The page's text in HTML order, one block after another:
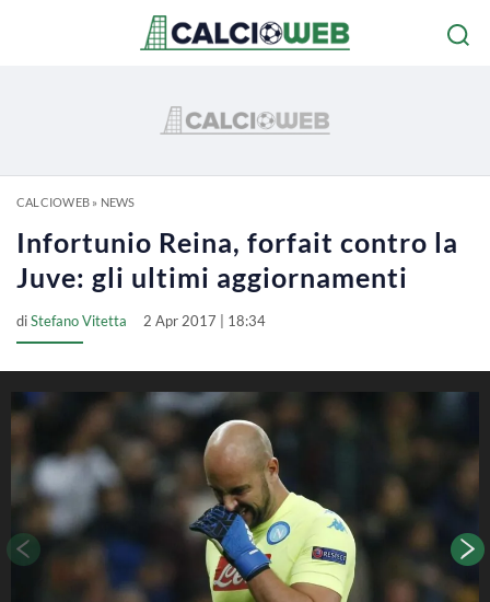
CALCIOWEB» NEWS
Infortunio Reina, forfait contro la
Juve: gli ultimi aggiornamenti
diStefano Vitetta 2 Apr 2017 | 18:34